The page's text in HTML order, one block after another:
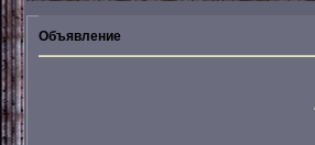
Объявление